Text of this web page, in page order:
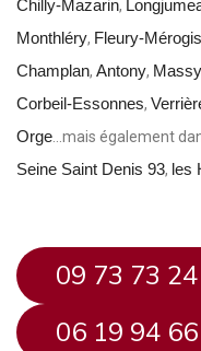
Chilly-Mazarin,
Monthléry, Fleury-Mérogis
Champlan, Antony, Massy
Corbeil-Essonnes,
Orge …mais également
Seine Saint Denis 93, les
09 73 73
06 19 94